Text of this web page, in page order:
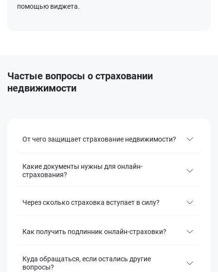
помощью виджета.
Частые вопросы о страховании
недвижимости
От чего защищает страхование недвижимости?
Какие документы нужны для онлайн-
страхования?
Через сколько страховка вступает в силу?
Как получить подлинник онлайн-страховки?
Куда обращаться, если остались другие
вопросы?